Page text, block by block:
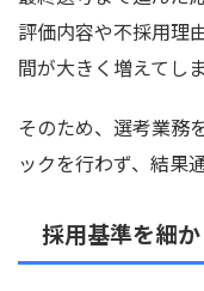
評価内容や不採用理
間が大きく増えてし
そのため、選考業務
ックを行わず、結果
採用基準を細